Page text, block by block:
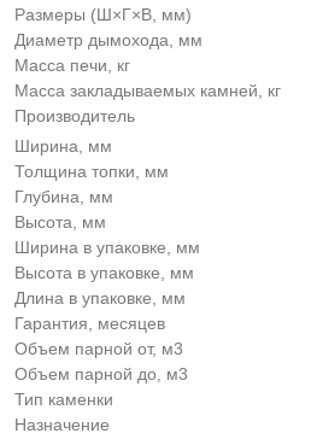
Размеры (Ш×Г×В, мм)
Диаметр дымохода, мм
Масса печи, кг
Масса закладываемых камней, кг
Производитель
Ширина, мм
Толщина топки, мм
Глубина, мм
Высота, мм
Ширина в упаковке, мм
Высота в упаковке, мм
Длина в упаковке, мм
Гарантия, месяцев
Объем парной от, м3
Объем парной до, м3
Тип каменки
Назначение